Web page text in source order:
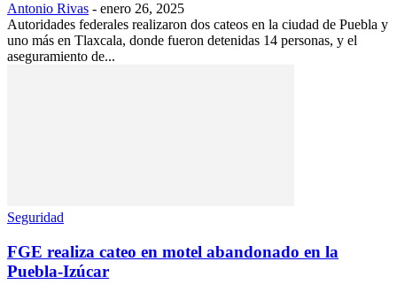
Antonio Rivas - enero 26, 2025
Autoridades federales realizaron dos cateos en la ciudad de Puebla y
uno más en Tlaxcala, donde fueron detenidas 14 personas, y el
aseguramiento de...
Seguridad
FGE realiza cateo en motel abandonado en la
Puebla-Izúcar